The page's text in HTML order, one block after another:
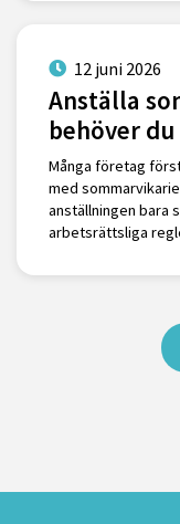
12 juni 2026
Anställa
behöver
Många företag
med
anställningen bara
arbetsrättsliga